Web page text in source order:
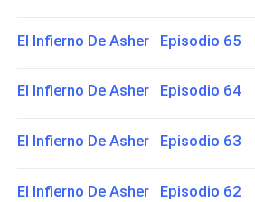
El Infierno De Asher Episodio 65
El Infierno De Asher Episodio 64
El Infierno De Asher Episodio 63
El Infierno De Asher Episodio 62